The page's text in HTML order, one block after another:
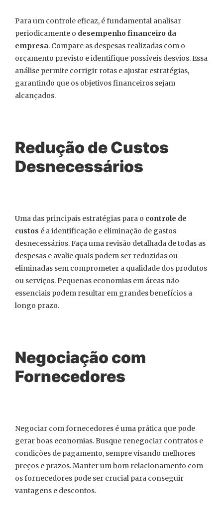
Para um controle eficaz, é fundamental analisar
periodicamente o desempenho financeiro da
empresa. Compare as despesas realizadas com o
orçamento previsto e identifique possíveis desvios. Essa
análise permite corrigir rotas e ajustar estratégias,
garantindo que os objetivos financeiros sejam
alcançados.
Redução de Custos
Desnecessários
Uma das principais estratégias para o controle de
custos é a identificação e eliminação de gastos
desnecessários. Faça uma revisão detalhada de todas as
despesas e avalie quais podem ser reduzidas ou
eliminadas sem comprometer a qualidade dos produtos
ou serviços. Pequenas economias em áreas não
essenciais podem resultar em grandes benefícios a
longo prazo.
Negociação com
Fornecedores
Negociar com fornecedores é uma prática que pode
gerar boas economias. Busque renegociar contratos e
condições de pagamento, sempre visando melhores
preços e prazos. Manter um bom relacionamento com
os fornecedores pode ser crucial para conseguir
vantagens e descontos.